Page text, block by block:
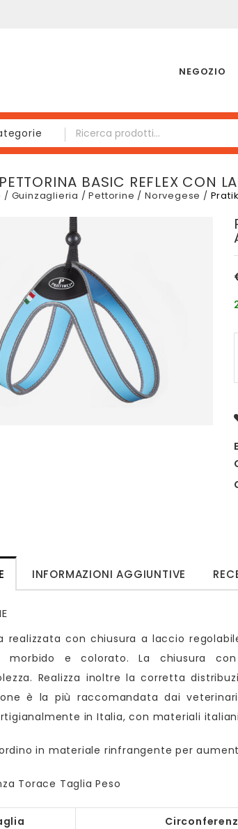
NEGOZIO
BASIC REFLEX CON
/ Guinzaglieria /Pettorine /Norvegese /
INFORMAZIONI AGGIUNTIVE
realizzata con chiusura a laccio
morbido e colorato. La chiusura
Realizza inoltre la corretta
è la più raccomandata dai
in Italia, con materiali
in materiale rinfrangente per
Torace Taglia Peso